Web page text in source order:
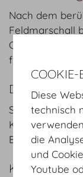
Nach dem
Feldmarschall
Charme der
für kleinere
DETAILS
Sesselreihen:
Bankett: 40 Pax
KEYFACTS
COOKIE-
Diese
technisch
die
und
Youtube